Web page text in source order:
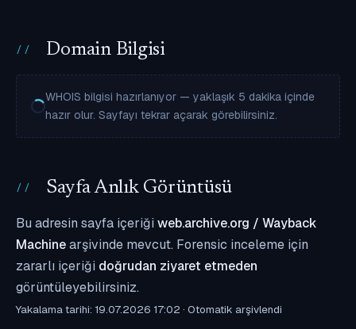
Domain Bilgisi
WHOIS bilgisi hazırlanıyor — yaklaşık 5 dakika içinde
hazır olur. Sayfayı tekrar açarak görebilirsiniz.
Sayfa Anlık Görüntüsü
Bu adresin sayfa içeriği web.archive.org / Wayback
Machinearşivinde mevcut. Forensic inceleme için
zararlı içeriği doğrudan ziyaret etmeden
görüntüleyebilirsiniz.
Yakalama tarihi: 19.07.2026 17:02 · Otomatik arşivlendi